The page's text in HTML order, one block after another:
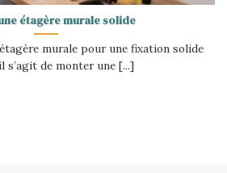
étagère murale solide
murale pour une fixation solide
s’agit de monter une [...]